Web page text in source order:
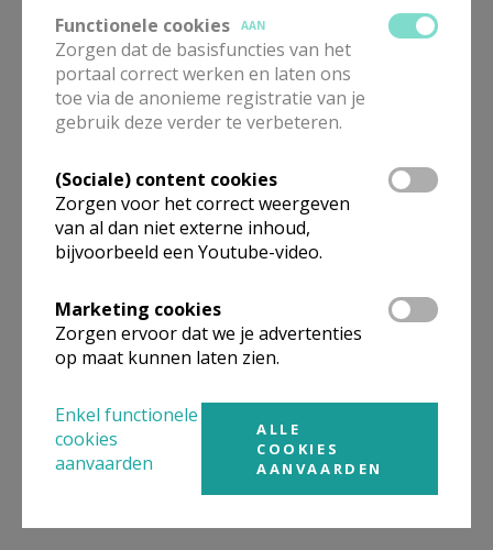
Functionele cookies
AAN
Zorgen dat de basisfuncties van het
portaal correct werken en laten ons
toe via de anonieme registratie van je
gebruik deze verder te verbeteren.
(Sociale) content cookies
Zorgen voor het correct weergeven
van al dan niet externe inhoud,
bijvoorbeeld een Youtube-video.
Marketing cookies
Zorgen ervoor dat we je advertenties
op maat kunnen laten zien.
Enkel functionele
cookies
aanvaarden
ALLE
COOKIES
AANVAARDEN